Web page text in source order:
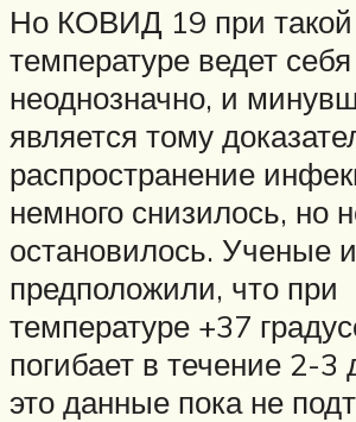
Но КОВИД 19 при такой
температуре ведет себя
неоднозначно, и
является тому
распространение
немного снизилось, но
остановилось. Ученые
предположили, что при
температуре +37
погибает в течение 2-3
это данные пока не